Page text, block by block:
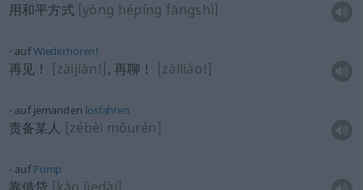
用和平方式 [yòng hépíng fāngshì]
aufWiederhören!
再见！ [zàijiàn!], 再聊！ [zàiliáo!]
auf jemanden losfahren
责备某人 [zébèi mǒurén]
aufPump